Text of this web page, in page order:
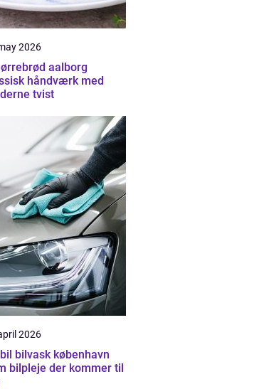
2026
aalborg
håndværk med
tvist
2026
bilvask københavn
bilpleje der kommer til